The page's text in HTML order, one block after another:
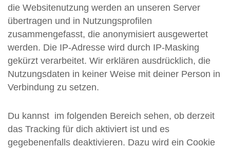
die Websitenutzung werden an unseren Server
übertragen und in Nutzungsprofilen
zusammengefasst, die anonymisiert ausgewertet
werden. Die IP-Adresse wird durch IP-Masking
gekürzt verarbeitet. Wir erklären ausdrücklich, die
Nutzungsdaten in keiner Weise mit deiner Person in
Verbindung zu setzen.
Du kannst im folgenden Bereich sehen, ob derzeit
das Tracking für dich aktiviert ist und es
gegebenenfalls deaktivieren. Dazu wird ein Cookie